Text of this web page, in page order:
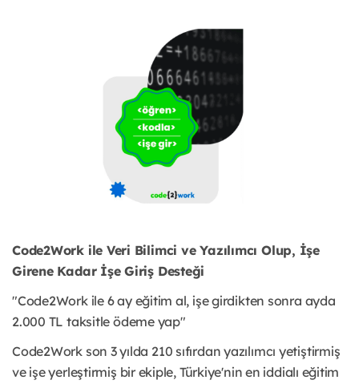
Code2Work ile Veri Bilimci ve Yazılımcı Olup, İşe
Girene Kadar İşe Giriş Desteği
"Code2Work ile 6 ay eğitim al, işe girdikten sonra ayda
2.000 TL taksitle ödeme yap"
Code2Work son 3 yılda 210 sıfırdan yazılımcı yetiştirmiş
ve işe yerleştirmiş bir ekiple, Türkiye'nin en iddialı eğitim